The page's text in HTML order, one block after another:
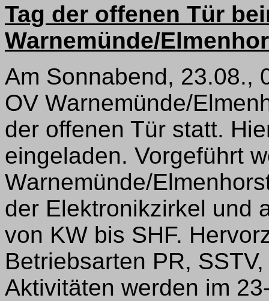
Tag der offenen Tür
Warnemünde/
Am Sonnabend, 23.08.,
OV Warnemünde/
der offenen Tür statt.
eingeladen. Vorgeführt
Warnemünde/
der Elektronikzirkel und
von KW bis SHF.
Betriebsarten PR,
Aktivitäten werden im